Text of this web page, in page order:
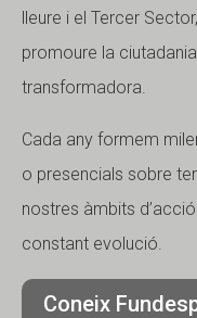
lleure i el Tercer
promoure la
transformadora.
Cada any formem
o presencials sobre
nostres àmbits
constant evolució.
Coneix